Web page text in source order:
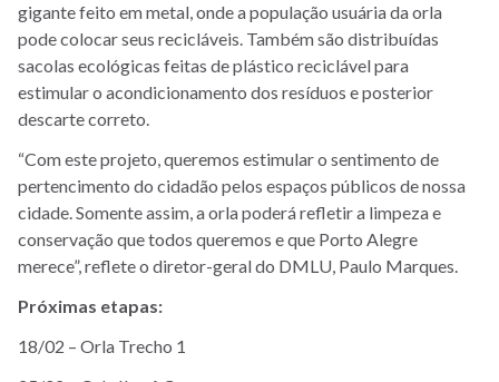
gigante feito em metal, onde a população usuária da orla
pode colocar seus recicláveis. Também são distribuídas
sacolas ecológicas feitas de plástico reciclável para
estimular o acondicionamento dos resíduos e posterior
descarte correto.
“Com este projeto, queremos estimular o sentimento de
pertencimento do cidadão pelos espaços públicos de nossa
cidade. Somente assim, a orla poderá refletir a limpeza e
conservação que todos queremos e que Porto Alegre
merece”, reflete o diretor-geral do DMLU, Paulo Marques.
Próximas etapas:
18/02 – Orla Trecho 1